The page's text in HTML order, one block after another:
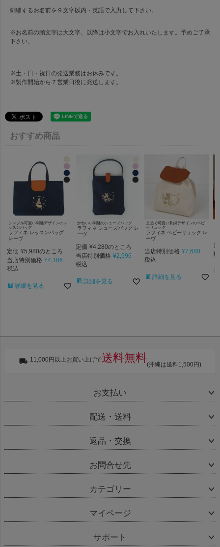
刺繍するお名前を９文字以内・英語で入力して下さい。
※お名前の頭文字は大文字、以降は小文字でお入れいたします。予めご了承
下さい。
※土・日・祝日の発送業務はお休みです。
※製作開始から７営業日後に発送します。
おすすめ商品
シンプル可愛い刺繍デザインのレ
ッスンバッグ
ラフィネ レッスンバッグ
レーヴ
定価 ¥5,980のところ
当店特別価格 ¥4,186
税込
詳細を見る
かわいい刺繍のシューズバッグ
ラフィネ シューズバッグ レ
ーヴ
定価 ¥4,280のところ
当店特別価格 ¥2,996
税込
詳細を見る
上品で可愛い刺繍デザインのベビ
ーリュック
ラフィネ ベビーリュック レ
ーヴ
当店特別価格 ¥7,680
税込
詳細を見る
ベ
税
11,000円以上お買い上げで送料無料
(沖縄は送料1,500円)
お支払い
配送・送料
返品・交換
お問合せ先
カテゴリー
マイページ
サポート